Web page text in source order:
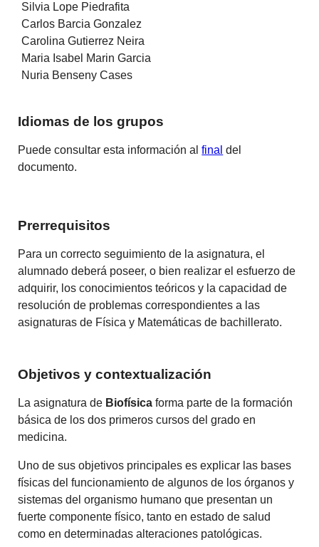
Silvia Lope Piedrafita
Carlos Barcia Gonzalez
Carolina Gutierrez Neira
Maria Isabel Marin Garcia
Nuria Benseny Cases
Idiomas de los grupos
Puede consultar esta información alfinal del
documento.
Prerrequisitos
Para un correcto seguimiento de la asignatura, el
alumnado deberá poseer, o bien realizar el esfuerzo de
adquirir, los conocimientos teóricos y la capacidad de
resolución de problemas correspondientes a las
asignaturas de Física y Matemáticas de bachillerato.
Objetivos y contextualización
La asignatura de Biofísica forma parte de la formación
básica de los dos primeros cursos del grado en
medicina.
Uno de sus objetivos principales es explicar las bases
físicas del funcionamiento de algunos de los órganos y
sistemas del organismo humano que presentan un
fuerte componente físico, tanto en estado de salud
como en determinadas alteraciones patológicas.